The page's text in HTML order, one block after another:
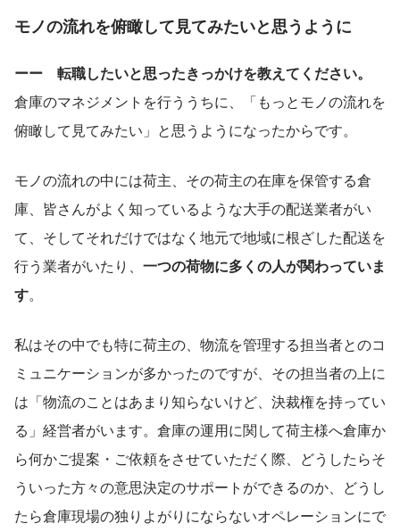
モノの流れを俯瞰して見てみたいと思うように
ーー　転職したいと思ったきっかけを教えてください。
倉庫のマネジメントを行ううちに、「もっとモノの流れを
俯瞰して見てみたい」と思うようになったからです。
モノの流れの中には荷主、その荷主の在庫を保管する倉
庫、皆さんがよく知っているような大手の配送業者がい
て、そしてそれだけではなく地元で地域に根ざした配送を
行う業者がいたり、 一つの荷物に多くの人が関わっていま
す。
私はその中でも特に荷主の、物流を管理する担当者とのコ
ミュニケーションが多かったのですが、その担当者の上に
は「物流のことはあまり知らないけど、決裁権を持ってい
る」経営者がいます。倉庫の運用に関して荷主様へ倉庫か
ら何かご提案・ご依頼をさせていただく際、どうしたらそ
ういった方々の意思決定のサポートができるのか、どうし
たら倉庫現場の独りよがりにならないオペレーションにで